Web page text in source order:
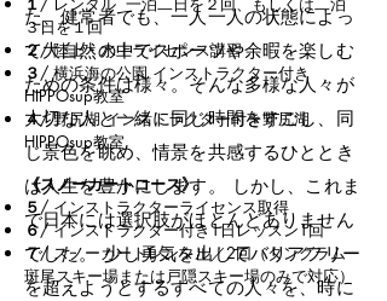
た、健常者でも、一人一人の状態によっ
て大自然の中でスポーツや余暇を楽しむ
ための条件は様々。そんな多様な人々が
大切な人と一緒に同じ時間をすごし、同
じ景色を眺め、情景を共感するひととき
は人生を豊かにします。 しかし、これま
で日本には選択肢がほとんどありません
でした。 少し勇気を出してバリアフリー
を超えようとするすべての人々を、時に
３日を１回
２/ 陸上・水上ライセンス講習
３/ 横浜海の公園 インストラクター付き
HIPPOsup教室
４/ 野尻湖 インストラクター付き野尻湖
HIPPOsup教室
《スノーカートコース》
５/ インストラクターライセンス取得
６/ インストラクター付き1日レッスン1回
７/ スノーカートレンタル／2回（タングラム
斑尾スキー場または戸隠スキー場のみで対応）